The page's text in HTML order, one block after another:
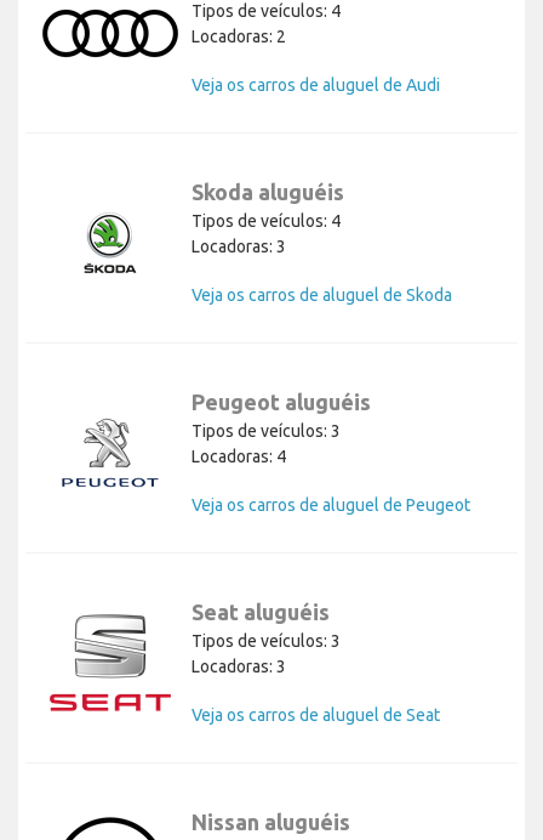
Tipos de veículos: 4
Locadoras: 2
Veja os carros de aluguel de Audi
Skoda aluguéis
Tipos de veículos: 4
Locadoras: 3
Veja os carros de aluguel de Skoda
Peugeot aluguéis
Tipos de veículos: 3
Locadoras: 4
Veja os carros de aluguel de Peugeot
Seat aluguéis
Tipos de veículos: 3
Locadoras: 3
Veja os carros de aluguel de Seat
Nissan aluguéis